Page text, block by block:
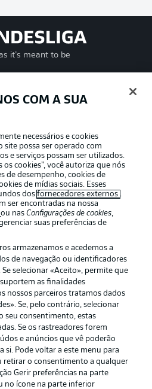
it’s meant to be
DA BUNDESLIGA
Avisos legais
Aviso de privacidade
Emissoras
Marca
COM A SUA
necessários e cookies
site possa ser operado com
e serviços possam ser utilizados.
os cookies”, você autoriza que nós
de desempenho, cookies de
de mídias sociais. Esses
dosfornecedores externos .
ser encontradas na nossa
ou nasConfigurações de cookies,
suas preferências de
armazenamos e acedemos a
de navegação ou identificadores
selecionar «Aceito», permite que
as finalidades
nossos parceiros tratamos dados
Se, pelo contrário, selecionar
seu consentimento, estas
Se os rastreadores forem
e anúncios que vê poderão
si. Pode voltar a este menu para
retirar o consentimento a qualquer
Gerir preferências na parte
no ícone na parte inferior